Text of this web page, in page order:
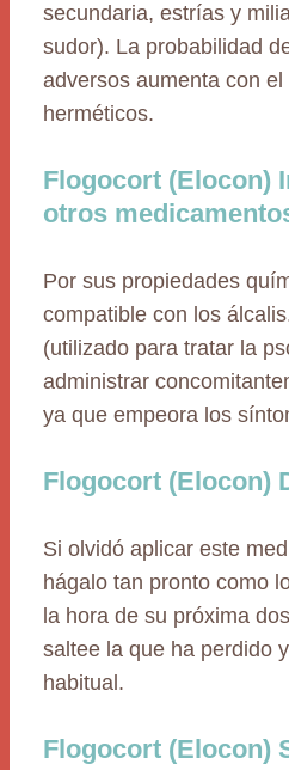
secundaria, estrías y
sudor). La probabilidad
adversos aumenta con
herméticos.
Flogocort (Elocon)
otros
Por sus propiedades
compatible con los
(utilizado para tratar la
administrar
ya que empeora los
Flogocort (Elocon)
Si olvidó aplicar este
hágalo tan pronto como
la hora de su próxima
saltee la que ha perdido
habitual.
Flogocort (Elocon)